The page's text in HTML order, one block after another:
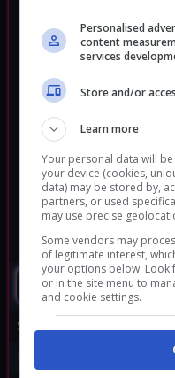
Sviluppatore:
Publisher:
Personalised
content
services
Store and/or
Learn more
Your personal data will
your device (cookies,
data) may be stored by,
partners, or used
may use precise
Some vendors may
of legitimate interest,
your options below. Look
or in the site menu to
and cookie settings.